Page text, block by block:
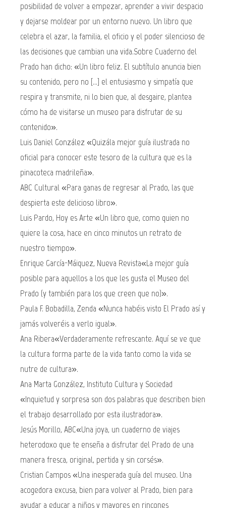
posibilidad de volver a empezar, aprender a vivir despacio
y dejarse moldear por un entorno nuevo. Un libro que
celebra el azar, la familia, el oficio y el poder silencioso de
las decisiones que cambian una vida.Sobre Cuaderno del
Prado han dicho: «Un libro feliz. El subtítulo anuncia bien
su contenido, pero no [...] el entusiasmo y simpatía que
respira y transmite, ni lo bien que, al desgaire, plantea
cómo ha de visitarse un museo para disfrutar de su
contenido».
Luis Daniel González «Quizála mejor guía ilustrada no
oficial para conocer este tesoro de la cultura que es la
pinacoteca madrileña».
ABC Cultural «Para ganas de regresar al Prado, las que
despierta este delicioso libro».
Luis Pardo, Hoy es Arte «Un libro que, como quien no
quiere la cosa, hace en cinco minutos un retrato de
nuestro tiempo».
Enrique García-Máiquez, Nueva Revista«La mejor guía
posible para aquellos a los que les gusta el Museo del
Prado (y también para los que creen que no)».
Paula F. Bobadilla, Zenda «Nunca habéis visto El Prado así y
jamás volveréis a verlo igual».
Ana Ribera«Verdaderamente refrescante. Aquí se ve que
la cultura forma parte de la vida tanto como la vida se
nutre de cultura».
Ana Marta González, Instituto Cultura y Sociedad
«Inquietud y sorpresa son dos palabras que describen bien
el trabajo desarrollado por esta ilustradora».
Jesús Morillo, ABC«Una joya, un cuaderno de viajes
heterodoxo que te enseña a disfrutar del Prado de una
manera fresca, original, pertida y sin corsés».
Cristian Campos «Una inesperada guía del museo. Una
acogedora excusa, bien para volver al Prado, bien para
ayudar a educar a niños y mayores en rincones